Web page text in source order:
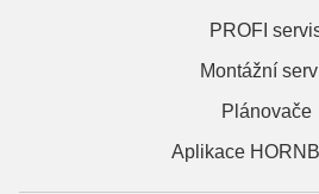
PROFI
Montážní
Plánovače
Aplikace